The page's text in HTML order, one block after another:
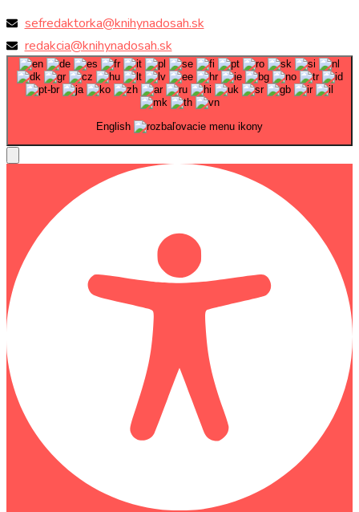
sefredaktorka@knihynadosah.sk
redakcia@knihynadosah.sk
English